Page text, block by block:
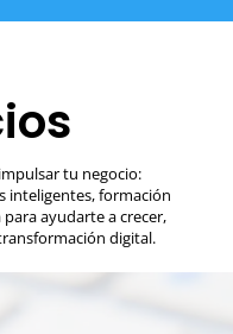
tu negocio:
inteligentes, formación
ayudarte a crecer,
digital.